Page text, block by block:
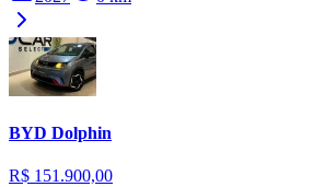
BYD Dolphin
R$ 151.900,00